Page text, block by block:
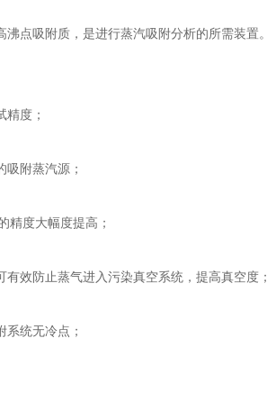
吸附质，是进行蒸汽吸附分析的所需装置。
度；
附蒸汽源；
度大幅度提高；
防止蒸气进入污染真空系统，提高真空度；
统无冷点；